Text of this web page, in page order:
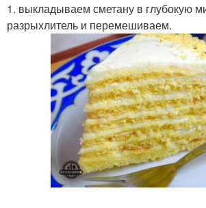
1. выкладываем сметану в глубокую
разрыхлитель и перемешиваем.